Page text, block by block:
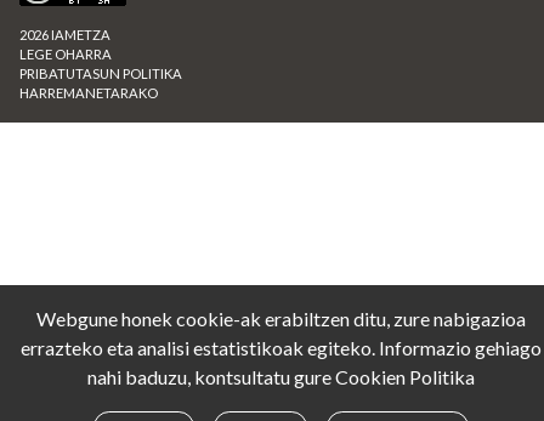
2026 IAMETZA
LEGE OHARRA
PRIBATUTASUN POLITIKA
HARREMANETARAKO
Webgune honek cookie-ak erabiltzen ditu, zure nabigazioa
errazteko eta analisi estatistikoak egiteko. Informazio gehiago
nahi baduzu, kontsultatu gureCookien Politika